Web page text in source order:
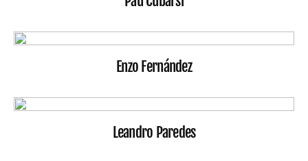
Enzo Fernández
Leandro Paredes